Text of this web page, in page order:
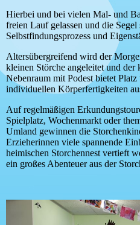
Hierbei und bei vielen Mal- und
freien Lauf gelassen und die
Selbstfindungsprozess und
Altersübergreifend wird der
kleinen Störche angeleitet und der
Nebenraum mit Podest bietet
individuellen Körperfertigkeiten
Auf regelmäßigen
Spielplatz, Wochenmarkt oder
Umland gewinnen die
Erzieherinnen viele spannende
heimischen Storchennest vertieft
ein großes Abenteuer aus der